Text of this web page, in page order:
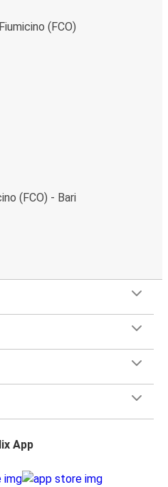
(FCO)
(FCO) - Bari
App